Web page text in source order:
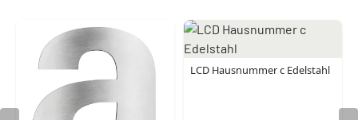
LCD Hausnummer c Edelstahl